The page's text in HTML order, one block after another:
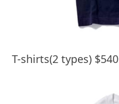
T-shirts(2 types) $540